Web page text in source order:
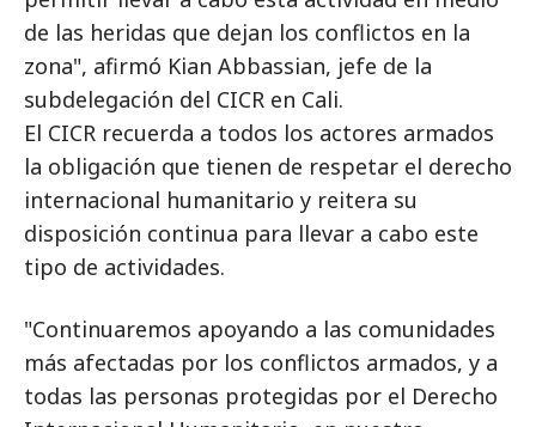
de las heridas que dejan los conflictos en la
zona", afirmó Kian Abbassian, jefe de la
subdelegación del CICR en Cali.
El CICR recuerda a todos los actores armados
la obligación que tienen de respetar el derecho
internacional humanitario y reitera su
disposición continua para llevar a cabo este
tipo de actividades.
"Continuaremos apoyando a las comunidades
más afectadas por los conflictos armados, y a
todas las personas protegidas por el Derecho